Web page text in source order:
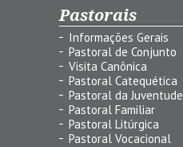
Pastorais
Informações Gerais
Pastoral de Conjunto
Visita Canônica
Pastoral Catequética
Pastoral da Juventude
Pastoral Familiar
Pastoral Litúrgica
Pastoral Vocacional